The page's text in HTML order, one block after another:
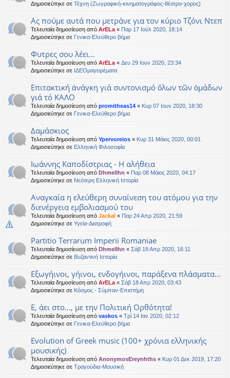
Δημοσιεύτηκε σε Τέχνη (Ζωγραφική-κινηματογράφος-θέατρο-χορος)
Ας πούμε αυτά που μετράνε για τον κύριο Τζόνι Ντεπ
Τελευταία δημοσίευση από ArELa « Παρ 17 Ιούλ 2020, 18:14
Δημοσιεύτηκε σε Γενικα-Ελεύθερο βήμα
Φυτρες σου λέει...
Τελευταία δημοσίευση από ArELa « Δευ 29 Ιουν 2020, 23:34
Δημοσιεύτηκε σε ΙΔΕΟμαγειρέματα
Επιτακτική ἀνάγκη γιά συντονισμό ὅλων τῶν ὁμάδων
γιά τό ΚΑΛΟ
Τελευταία δημοσίευση από promitheas14 « Κυρ 07 Ιουν 2020, 18:30
Δημοσιεύτηκε σε Γενικα-Ελεύθερο βήμα
Δαμάσκιος
Τελευταία δημοσίευση από Ypervoreios « Κυρ 31 Μάιος 2020, 00:01
Δημοσιεύτηκε σε Ελληνική Φιλοσοφία
Ιωάννης Καποδίστριας - Η αλήθεια
Τελευταία δημοσίευση από Dhmellhn « Παρ 08 Μάιος 2020, 04:17
Δημοσιεύτηκε σε Νεότερη Ελληνική Ιστορία
Αναγκαία η ελεύθερη συναίνεση του ατόμου για την
διενέργεια εμβολιασμού του
Τελευταία δημοσίευση από Jackal « Παρ 24 Απρ 2020, 21:59
Δημοσιεύτηκε σε Υγεία-Διατροφή
Partitio Terrarum Imperii Romaniae
Τελευταία δημοσίευση από Dhmellhn « Σάβ 18 Απρ 2020, 16:11
Δημοσιεύτηκε σε Βυζαντινή Ιστορία
Εξωγήινοι, γήινοι, ενδογήινοι, παράξενα πλάσματα...
Τελευταία δημοσίευση από ArELa « Σάβ 18 Απρ 2020, 03:43
Δημοσιεύτηκε σε Κόσμος - Σύμπαν-Επιστήμη
Ε, άει στο..., με την Πολιτική Ορθότητα!
Τελευταία δημοσίευση από vaskos « Τρί 14 Ιαν 2020, 02:12
Δημοσιεύτηκε σε Γενικα-Ελεύθερο βήμα
Evolution of Greek music (100+ χρόνια ελληνικής
μουσικής)
Τελευταία δημοσίευση από AnonymosEreynhths « Κυρ 01 Δεκ 2019, 17:20
Δημοσιεύτηκε σε Τραγούδια-Μουσική